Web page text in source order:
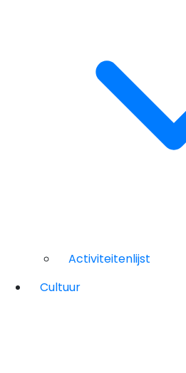
Activiteitenlijst
Cultuur